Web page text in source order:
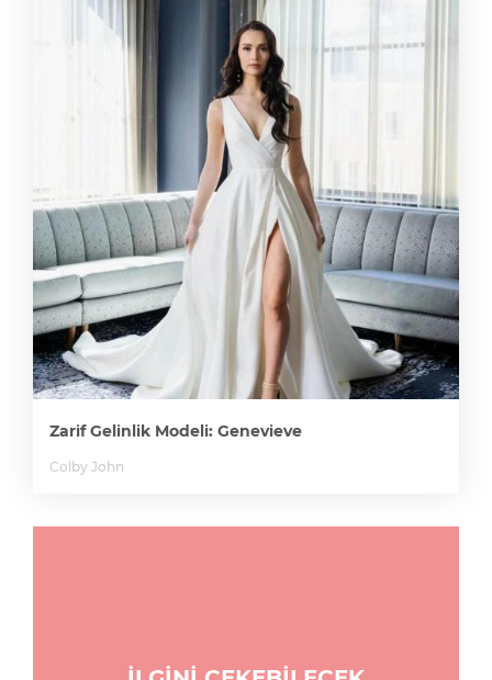
Zarif Gelinlik Modeli: Genevieve
Colby John